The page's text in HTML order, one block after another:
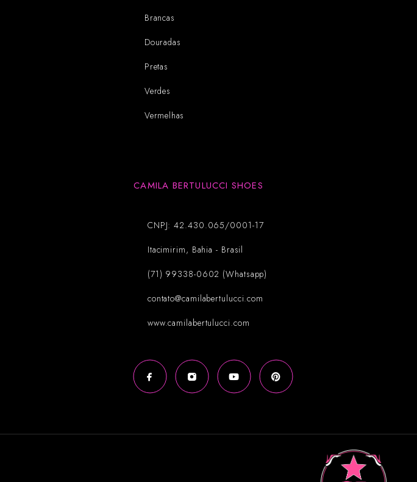
Brancas
Douradas
Pretas
Verdes
Vermelhas
CAMILA BERTULUCCI SHOES
CNPJ: 42.430.065/0001-17
Itacimirim, Bahia - Brasil
(71) 99338-0602 (Whatsapp)
contato@camilabertulucci.com
www.camilabertulucci.com